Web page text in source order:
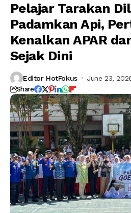
Pelajar Tarakan
Padamkan Api,
Kenalkan APAR
Sejak Dini
Editor HotFokus June 23,
Share